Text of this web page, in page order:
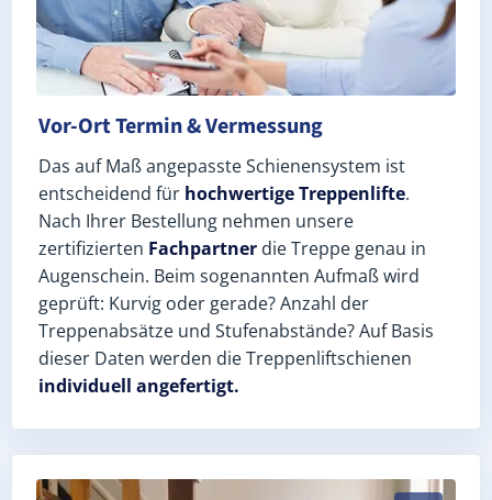
Vor-Ort Termin & Vermessung
Das auf Maß angepasste Schienensystem ist
entscheidend für hochwertige Treppenlifte.
Nach Ihrer Bestellung nehmen unsere
zertifizierten Fachpartner die Treppe genau in
Augenschein. Beim sogenannten Aufmaß wird
geprüft: Kurvig oder gerade? Anzahl der
Treppenabsätze und Stufenabstände? Auf Basis
dieser Daten werden die Treppenliftschienen
individuell angefertigt.
Schneller, sauberer Einbau durch zertifizierte